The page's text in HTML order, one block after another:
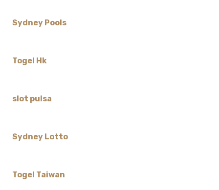
Sydney Pools
Togel Hk
slot pulsa
Sydney Lotto
Togel Taiwan